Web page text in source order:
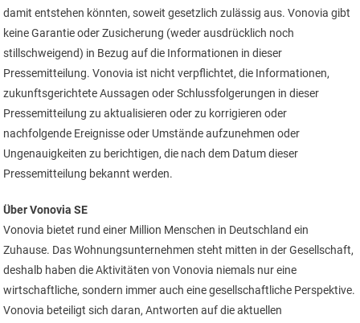
damit entstehen könnten, soweit gesetzlich zulässig aus. Vonovia gibt
keine Garantie oder Zusicherung (weder ausdrücklich noch
stillschweigend) in Bezug auf die Informationen in dieser
Pressemitteilung. Vonovia ist nicht verpflichtet, die Informationen,
zukunftsgerichtete Aussagen oder Schlussfolgerungen in dieser
Pressemitteilung zu aktualisieren oder zu korrigieren oder
nachfolgende Ereignisse oder Umstände aufzunehmen oder
Ungenauigkeiten zu berichtigen, die nach dem Datum dieser
Pressemitteilung bekannt werden.
Über Vonovia SE
Vonovia bietet rund einer Million Menschen in Deutschland ein
Zuhause. Das Wohnungsunternehmen steht mitten in der Gesellschaft,
deshalb haben die Aktivitäten von Vonovia niemals nur eine
wirtschaftliche, sondern immer auch eine gesellschaftliche Perspektive.
Vonovia beteiligt sich daran, Antworten auf die aktuellen